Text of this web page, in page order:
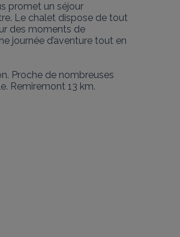
promet un séjour
Le chalet dispose de tout
des moments de
journée d’aventure tout en
Proche de nombreuses
Remiremont 13 km.